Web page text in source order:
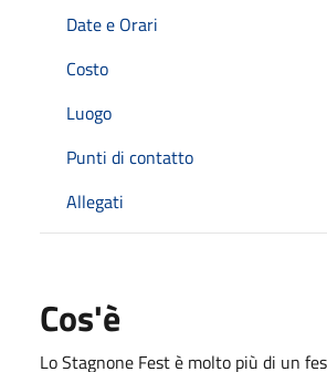
Date e Orari
Costo
Luogo
Punti di contatto
Allegati
Cos'è
Lo Stagnone Fest è molto più di un